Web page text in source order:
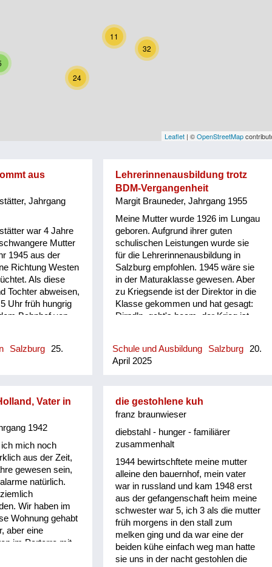
24
32
11
Leaflet | ©OpenStreetMap
aus
Jahrgang
war 4 Jahre
Mutter
1945 aus der
Richtung Westen
Als diese
Tochter abweisen,
Uhr früh hungrig
Bahnhof von
Salzburg
25.
Lehrerinnenausbildung trotz
BDM-Vergangenheit
Margit Brauneder, Jahrgang 1955
Meine Mutter wurde 1926 im Lungau
geboren. Aufgrund ihrer guten
schulischen Leistungen wurde sie
für die Lehrerinnenausbildung in
Salzburg empfohlen. 1945 wäre sie
in der Maturaklasse gewesen. Aber
zu Kriegsende ist der Direktor in die
Klasse gekommen und hat gesagt:
Dirndln, geht's hoam, der Krieg ist
dagestanden. Auf einer
ausgehängten Liste entdeckte
Schule gehen und maturieren. Viele
andere nicht. Mir hat sie erzählt,
gewesen ist, dass sie beim BDM nie
hierarchisch aufgestiegen war,
sondern immer nur ein ganz
gewöhnliches BDM-Mädchen
geblieben ist, obwohl sie so eifrig
war und so gut gesungen hat und so
gute Sportlerin war. Im Endeffekt hat
sich aber herausgestellt, dass die
aktiven BDM-Mädchen zu jener Zeit
noch nicht maturieren durften,
sondern nur die, die eine
Schule und Ausbildung Salzburg
20.
April 2025
Vater in
1942
mich noch
aus der Zeit,
gewesen sein,
natürlich.
Wir haben im
Wohnung gehabt
aber eine
im Parterre mit
die gestohlene kuh
franz braunwieser
diebstahl - hunger - familiärer
zusammenhalt
1944 bewirtschftete meine mutter
alleine den bauernhof, mein vater
war in russland und kam 1948 erst
aus der gefangenschaft heim meine
schwester war 5, ich 3 als die mutter
früh morgens in den stall zum
melken ging und da war eine der
beiden kühe einfach weg man hatte
sie uns in der nacht gestohlen die